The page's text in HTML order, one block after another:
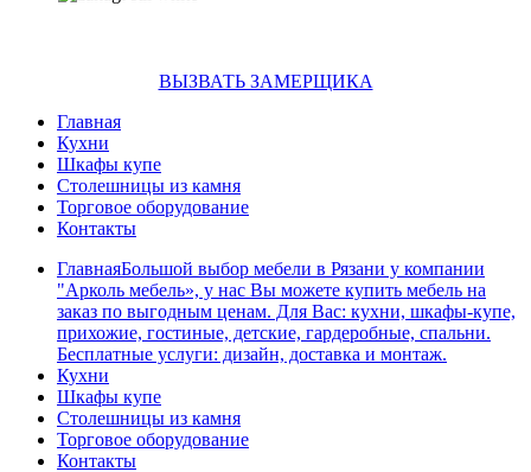
ВЫЗВАТЬ ЗАМЕРЩИКА
Главная
Кухни
Шкафы купе
Столешницы из камня
Торговое оборудование
Контакты
ГлавнаяБольшой выбор мебели в Рязани у компании
"Арколь мебель», у нас Вы можете купить мебель на
заказ по выгодным ценам. Для Вас: кухни, шкафы-купе,
прихожие, гостиные, детские, гардеробные, спальни.
Бесплатные услуги: дизайн, доставка и монтаж.
Кухни
Шкафы купе
Столешницы из камня
Торговое оборудование
Контакты